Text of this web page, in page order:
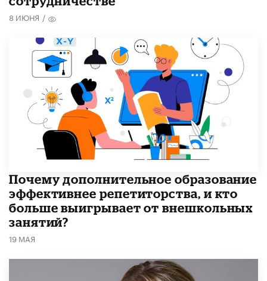
8 ИЮНЯ /
​Почему дополнительное образование
эффективнее репетиторства, и кто
больше выигрывает от внешкольных
занятий?
19 МАЯ